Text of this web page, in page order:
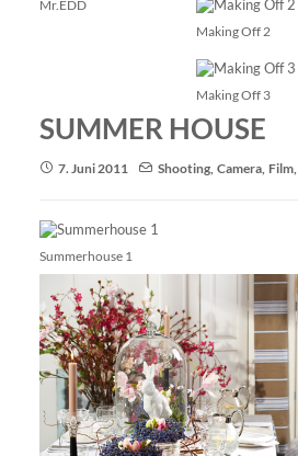
Making Off 2
Making Off 3
Mr.EDD
SUMMER HOUSE
7. Juni 2011 Shooting, Camera, Film,
Summerhouse 1